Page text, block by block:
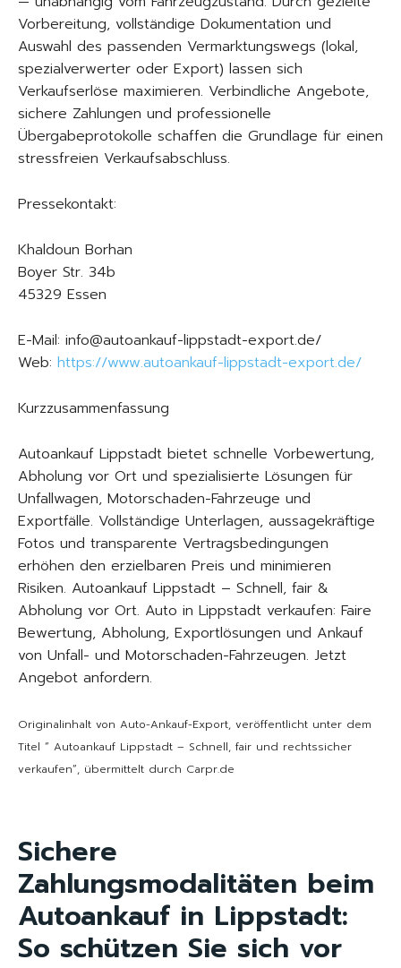
Vorbereitung, vollständige Dokumentation und
Auswahl des passenden Vermarktungswegs (lokal,
spezialverwerter oder Export) lassen sich
Verkaufserlöse maximieren. Verbindliche Angebote,
sichere Zahlungen und professionelle
Übergabeprotokolle schaffen die Grundlage für einen
stressfreien Verkaufsabschluss.
Pressekontakt:
Khaldoun Borhan
Boyer Str. 34b
45329 Essen
E-Mail: info@autoankauf-lippstadt-export.de/
Web: https://www.autoankauf-lippstadt-export.de/
Kurzzusammenfassung
Autoankauf Lippstadt bietet schnelle Vorbewertung,
Abholung vor Ort und spezialisierte Lösungen für
Unfallwagen, Motorschaden-Fahrzeuge und
Exportfälle. Vollständige Unterlagen, aussagekräftige
Fotos und transparente Vertragsbedingungen
erhöhen den erzielbaren Preis und minimieren
Risiken. Autoankauf Lippstadt – Schnell, fair &
Abholung vor Ort. Auto in Lippstadt verkaufen: Faire
Bewertung, Abholung, Exportlösungen und Ankauf
von Unfall- und Motorschaden-Fahrzeugen. Jetzt
Angebot anfordern.
Originalinhalt von Auto-Ankauf-Export, veröffentlicht unter dem
Titel “ Autoankauf Lippstadt – Schnell, fair und rechtssicher
verkaufen“, übermittelt durch Carpr.de
Sichere
Zahlungsmodalitäten beim
Autoankauf in Lippstadt:
So schützen Sie sich vor